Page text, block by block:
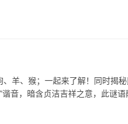
羊、猴；一起来了解！同时揭
音，暗含贞洁吉祥之意，此谜语